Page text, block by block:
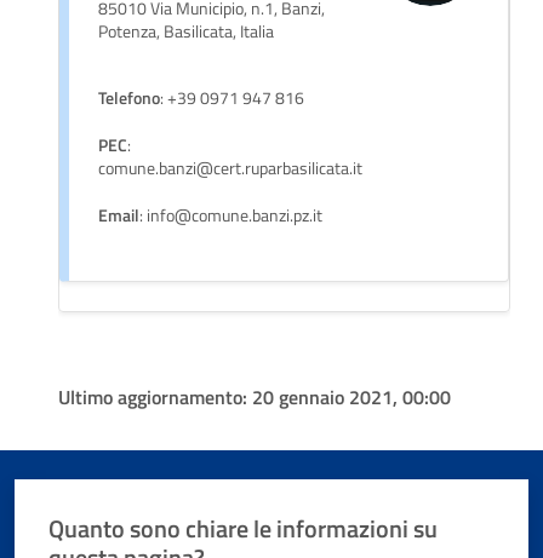
85010 Via Municipio, n.1, Banzi,
Potenza, Basilicata, Italia
Telefono: +39 0971 947 816
PEC:
comune.banzi@cert.ruparbasilicata.it
Email: info@comune.banzi.pz.it
Ultimo aggiornamento: 20 gennaio 2021, 00:00
Quanto sono chiare le informazioni su